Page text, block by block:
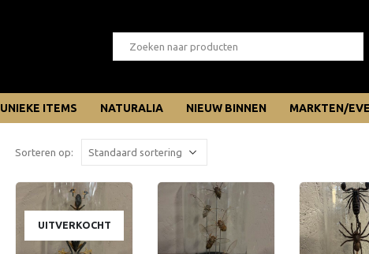
UNIEKE ITEMS NATURALIA NIEUW BINNEN MARKTEN/
Sorteren op:
UITVERKOCHT